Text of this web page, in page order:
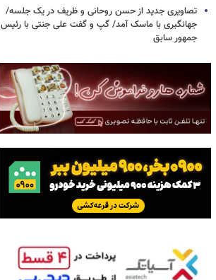
تصاویری جدید از حسن روحانی و ظریف در یک جلسه/
جهانگیری با ماسک آمد/ گپ و گفت علی جنتی با رئیس
جمهور سابق